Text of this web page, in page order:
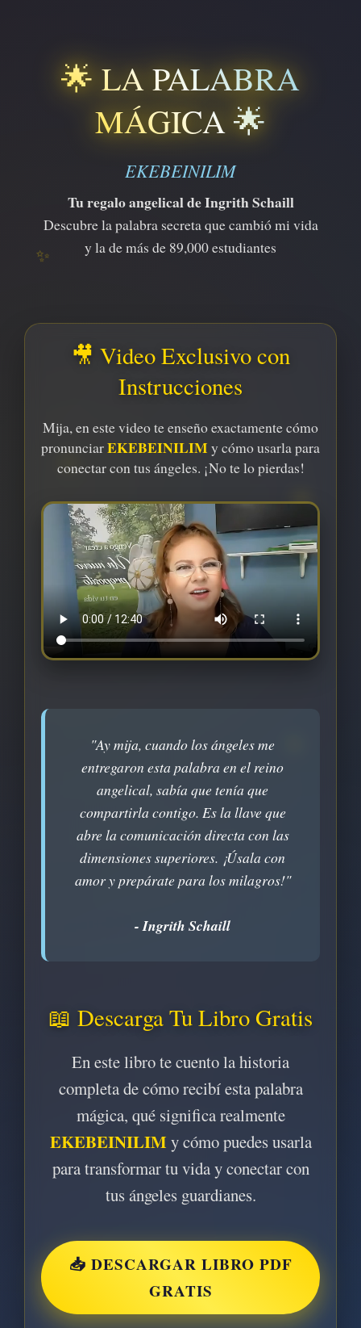
✨
⭐
✨
🌟 LA PALABRA
MÁGICA 🌟
EKEBEINILIM
Tu regalo angelical de Ingrith Schaill
Descubre la palabra secreta que cambió mi vida
y la de más de 89,000 estudiantes
🎥 Video Exclusivo con
Instrucciones
Mija, en este video te enseño exactamente cómo
pronunciarEKEBEINILIM y cómo usarla para
conectar con tus ángeles. ¡No te lo pierdas!
"Ay mija, cuando los ángeles me
entregaron esta palabra en el reino
angelical, sabía que tenía que
compartirla contigo. Es la llave que
abre la comunicación directa con las
dimensiones superiores. ¡Úsala con
amor y prepárate para los milagros!"
- Ingrith Schaill
📖 Descarga Tu Libro Gratis
En este libro te cuento la historia
completa de cómo recibí esta palabra
mágica, qué significa realmente
EKEBEINILIM y cómo puedes usarla
para transformar tu vida y conectar con
tus ángeles guardianes.
📥 DESCARGAR LIBRO PDF
GRATIS